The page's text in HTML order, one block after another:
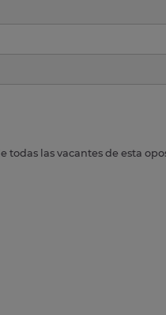
las vacantes de esta